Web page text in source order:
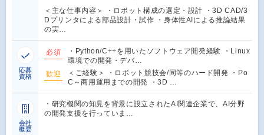
＜主な仕事内容＞ ・ロボット構成の選定・設計 ・3D CAD/3
Dプリンタによる部品設計・試作 ・身体性AIによる推論結果
の実…
応募
資格
必須
・Python/C++を用いたソフトウェア開発経験 ・Linux
環境での開発・デバ…
歓迎
＜ご経験＞ ・ロボット競技会/同等のハード開発 ・Po
C～商用運用までの開発 ・3D …
会社
概要
・研究機関の知見を背景に設立されたAI関連企業で、AI分野
の開発支援を行っていま…